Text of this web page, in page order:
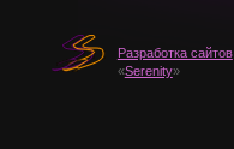
Разработка сайтов,
«Serenity»